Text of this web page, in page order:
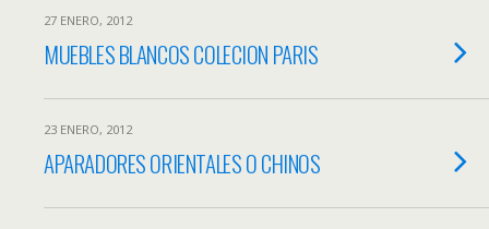
27 ENERO, 2012
MUEBLES BLANCOS COLECION PARIS
23 ENERO, 2012
APARADORES ORIENTALES O CHINOS